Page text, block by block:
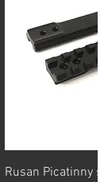
Rusan Picatinny